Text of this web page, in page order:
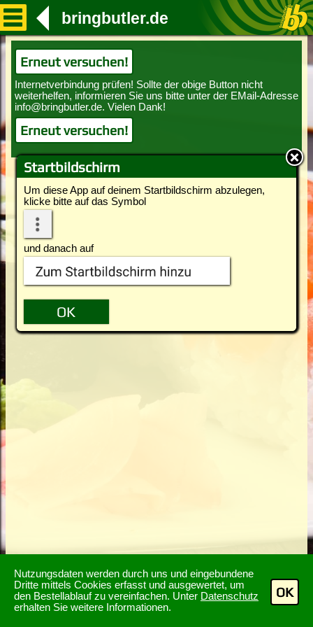
Nutzungsdaten werden durch uns und eingebundene
Dritte mittels Cookies erfasst und ausgewertet, um
den Bestellablauf zu vereinfachen. Unter Datenschutz
erhalten Sie weitere Informationen.
OK
Startbildschirm
Um diese App auf deinem Startbildschirm abzulegen,
klicke bitte auf das Symbol
und danach auf
bringbutler.de
Erneut versuchen!
Erneut versuchen!